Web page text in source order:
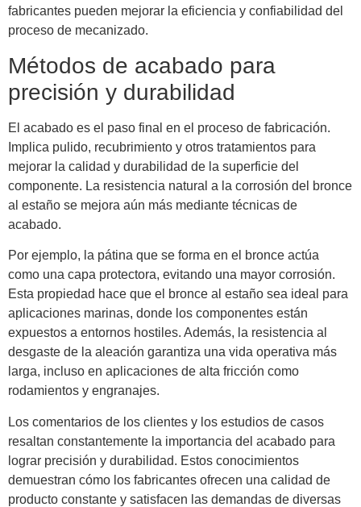
fabricantes pueden mejorar la eficiencia y confiabilidad del
proceso de mecanizado.
Métodos de acabado para
precisión y durabilidad
El acabado es el paso final en el proceso de fabricación.
Implica pulido, recubrimiento y otros tratamientos para
mejorar la calidad y durabilidad de la superficie del
componente. La resistencia natural a la corrosión del bronce
al estaño se mejora aún más mediante técnicas de
acabado.
Por ejemplo, la pátina que se forma en el bronce actúa
como una capa protectora, evitando una mayor corrosión.
Esta propiedad hace que el bronce al estaño sea ideal para
aplicaciones marinas, donde los componentes están
expuestos a entornos hostiles. Además, la resistencia al
desgaste de la aleación garantiza una vida operativa más
larga, incluso en aplicaciones de alta fricción como
rodamientos y engranajes.
Los comentarios de los clientes y los estudios de casos
resaltan constantemente la importancia del acabado para
lograr precisión y durabilidad. Estos conocimientos
demuestran cómo los fabricantes ofrecen una calidad de
producto constante y satisfacen las demandas de diversas